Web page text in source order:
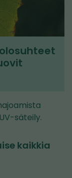
säteily.
kaikkia